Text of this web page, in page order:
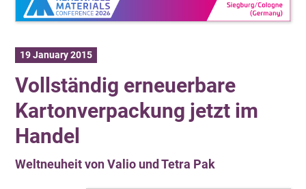
19 January 2015
Vollständig erneuerbare
Kartonverpackung jetzt im
Handel
Weltneuheit von Valio und Tetra Pak